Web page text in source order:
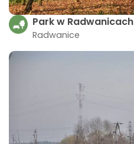
Park w Radwanicach
Radwanice